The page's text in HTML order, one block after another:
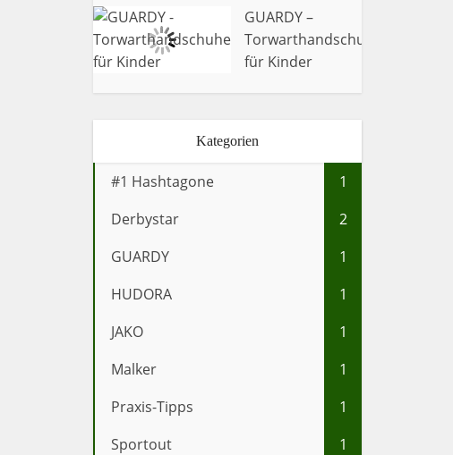
GUARDY –
Torwarthandschuhe
für Kinder
Kategorien
#1 Hashtagone
1
Derbystar
2
GUARDY
1
HUDORA
1
JAKO
1
Malker
1
Praxis-Tipps
1
Sportout
1